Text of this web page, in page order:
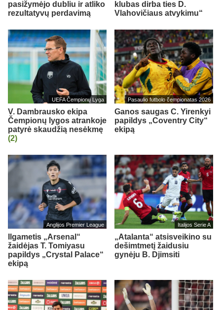
pasižymėjo dubliu ir atliko
rezultatyvų perdavimą
klubas dirba ties D.
Vlahovičiaus atvykimu“
UEFA Čempionų Lyga
V. Dambrausko ekipa
Čempionų lygos atrankoje
patyrė skaudžią nesėkmę
(2)
Pasaulio futbolo čempionatas 2026
Ganos saugas C. Yirenkyi
papildys „Coventry City“
ekipą
Anglijos Premier League
Ilgametis „Arsenal“
žaidėjas T. Tomiyasu
papildys „Crystal Palace“
ekipą
Italijos Serie A
„Atalanta“ atsisveikino su
dešimtmetį žaidusiu
gynėju B. Djimsiti